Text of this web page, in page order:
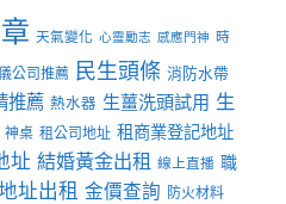
天氣變化 心靈勵志 感應門神 時
公司推薦 民生頭條 消防水帶
推薦 熱水器 生薑洗頭試用 生
神桌 租公司地址 租商業登記地址
址 結婚黃金出租 線上直播 職
址出租 金價查詢 防火材料